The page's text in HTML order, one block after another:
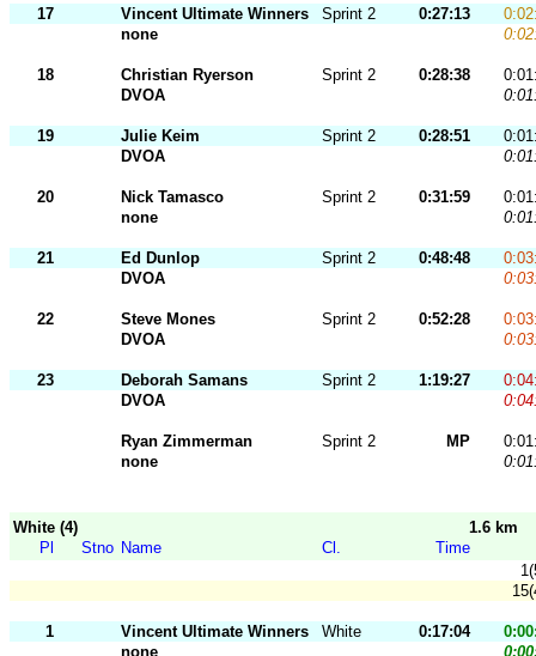
17 Vincent Ultimate Winners Sprint 2 0:27:13
none
18 Christian Ryerson Sprint 2 0:28:38
DVOA
19 Julie Keim Sprint 2 0:28:51
DVOA
20 Nick Tamasco Sprint 2 0:31:59
none
21 Ed Dunlop Sprint 2 0:48:48
DVOA
22 Steve Mones Sprint 2 0:52:28
DVOA
23 Deborah Samans Sprint 2 1:19:27
DVOA
Ryan Zimmerman Sprint 2 MP
none
White (4)
1.6 km
Pl
Stno Name Cl.
Time
1 Vincent Ultimate Winners White 0:17:04
none